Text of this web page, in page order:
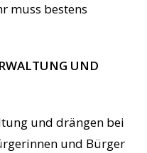
muss bestens
UND
und drängen bei
und Bürger